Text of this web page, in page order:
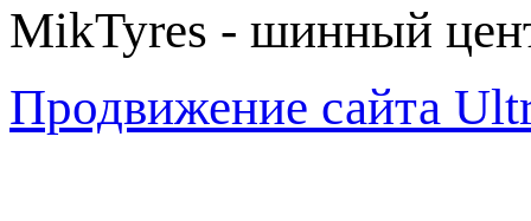
MikTyres - шинный
Продвижение сайта